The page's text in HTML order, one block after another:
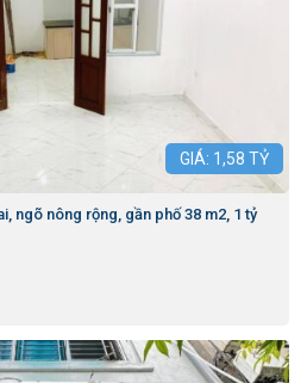
GIÁ: 1,58 TỶ
ngõ nông rộng, gần phố 38 m2, 1 tỷ